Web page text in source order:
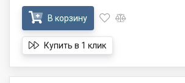
В корзину
Купить в 1 клик